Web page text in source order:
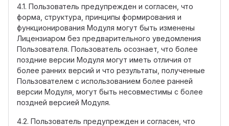
4.1. Пользователь предупрежден и согласен, что
форма, структура, принципы формирования и
функционирования Модуля могут быть изменены
Лицензиаром без предварительного уведомления
Пользователя. Пользователь осознает, что более
поздние версии Модуля могут иметь отличия от
более ранних версий и что результаты, полученные
Пользователем с использованием более ранней
версии Модуля, могут быть несовместимы с более
поздней версией Модуля.
4.2. Пользователь предупрежден и согласен, что